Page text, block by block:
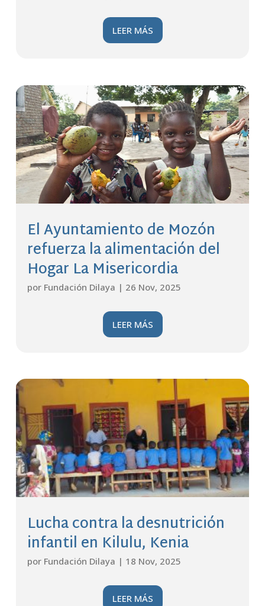
LEER MÁS
El Ayuntamiento de Mozón
refuerza la alimentación del
Hogar La Misericordia
por Fundación Dilaya | 26 Nov, 2025
LEER MÁS
Lucha contra la desnutrición
infantil en Kilulu, Kenia
por Fundación Dilaya | 18 Nov, 2025
LEER MÁS